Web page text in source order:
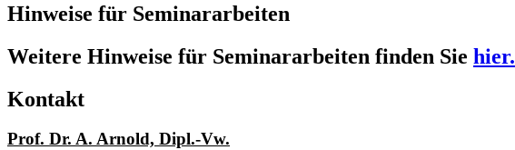
Hinweise für Seminararbeiten
Weitere Hinweise für Seminararbeiten finden Sie hier.
Kontakt
Prof. Dr. A. Arnold, Dipl.-Vw.